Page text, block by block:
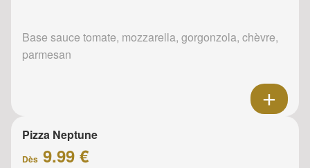
Base sauce tomate, mozzarella, gorgonzola, chèvre,
parmesan
Pizza Neptune
Dès 9.99 €